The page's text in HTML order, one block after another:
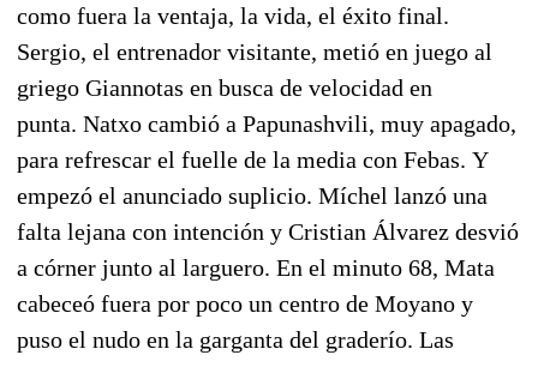
como fuera la ventaja, la vida, el éxito final.
Sergio, el entrenador visitante, metió en juego al
griego Giannotas en busca de velocidad en
punta. Natxo cambió a Papunashvili, muy apagado,
para refrescar el fuelle de la media con Febas. Y
empezó el anunciado suplicio. Míchel lanzó una
falta lejana con intención y Cristian Álvarez desvió
a córner junto al larguero. En el minuto 68, Mata
cabeceó fuera por poco un centro de Moyano y
puso el nudo en la garganta del graderío. Las